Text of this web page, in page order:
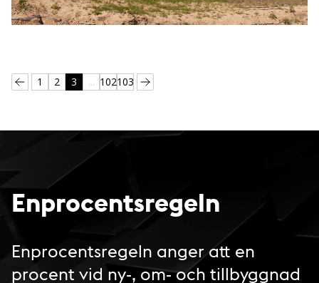
1 2 3 ... 102103
Enprocentsregeln
Enprocentsregeln anger att en
procent vid ny-, om- och tillbyggnad